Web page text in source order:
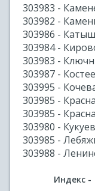
303983 -
303982 -
303986 -
303984 -
303983 -
303987 -
303995 -
303985 -
303985 -
303980 -
303985 -
303988 -
Индекс -